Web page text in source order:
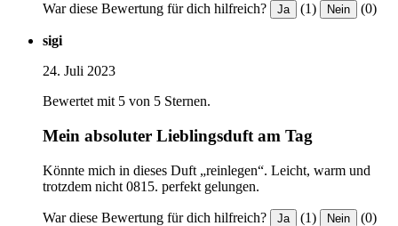
War diese Bewertung für dich hilfreich? Ja (1) Nein (0)
sigi
24. Juli 2023
Bewertet mit 5 von 5 Sternen.
Mein absoluter Lieblingsduft am Tag
Könnte mich in dieses Duft „reinlegen“. Leicht, warm und
trotzdem nicht 0815. perfekt gelungen.
War diese Bewertung für dich hilfreich? Ja (1) Nein (0)